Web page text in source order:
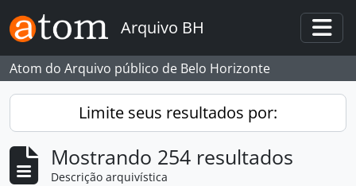
Skip to main content
Arquivo BH
Atom do Arquivo público de Belo Horizonte
Limite seus resultados por:
Mostrando 254 resultados
Descrição arquivística